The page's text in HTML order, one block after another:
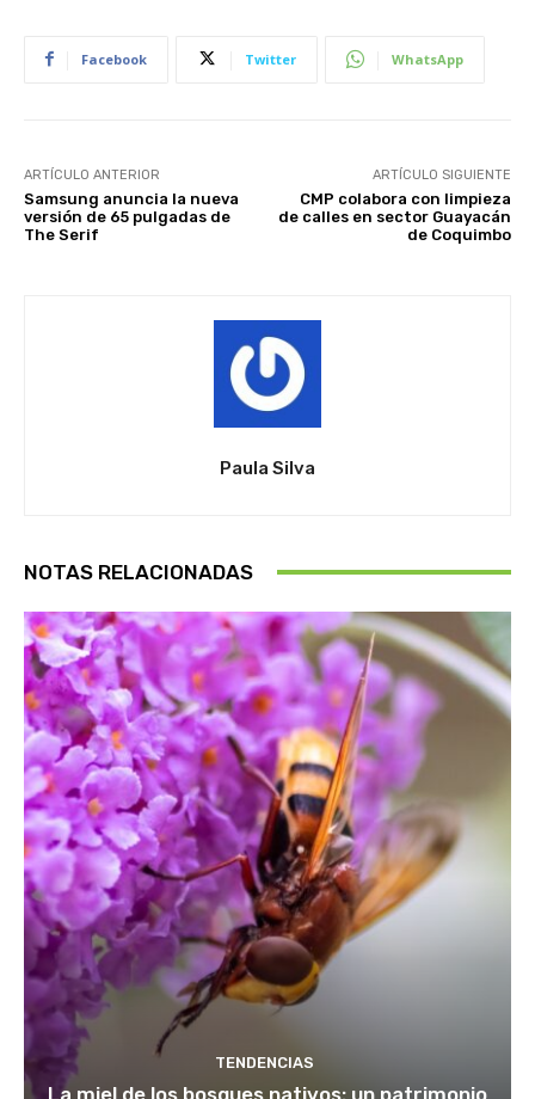
Facebook Twitter WhatsApp
ARTÍCULO ANTERIOR
Samsung anuncia la nueva
versión de 65 pulgadas de
The Serif
ARTÍCULO SIGUIENTE
CMP colabora con limpieza
de calles en sector Guayacán
de Coquimbo
Paula Silva
NOTAS RELACIONADAS
TENDENCIAS
La miel de los bosques nativos: un patrimonio